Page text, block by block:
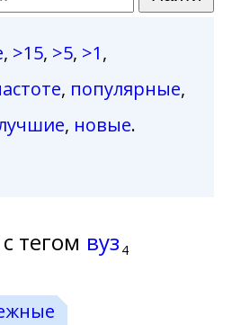
, >15, >5, >1,
, популярные,
, новые.
тегом вуз 4